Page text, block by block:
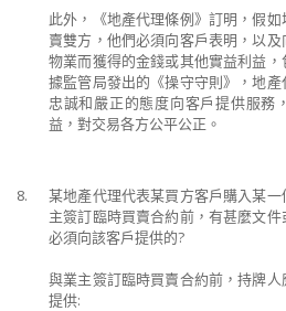
此外，《地產代理條例》訂明，假
賣雙方，他們必須向客戶表明，以
物業而獲得的金錢或其他實益利益
據監管局發出的《操守守則》，地產
忠誠和嚴正的態度向客戶提供服務
益，對交易各方公平公正。
8.
某地產代理代表某買方客戶購入某
主簽訂臨時買賣合約前，有甚麼文
必須向該客戶提供的?
與業主簽訂臨時買賣合約前，持牌人
提供: